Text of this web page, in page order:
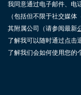
我同意通过电子邮件、电
（包括但不限于社交媒
其附属公司（请参阅最新
了解我可以随时通过点击
了解我们会如何使用您的